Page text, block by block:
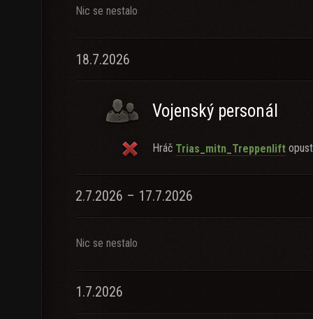
Nic se nestalo
18.7.2026
Vojenský personál
Hráč Trias_mitn_Treppenlift
2.7.2026 – 17.7.2026
Nic se nestalo
1.7.2026